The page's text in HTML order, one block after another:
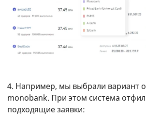
4. Например, мы выбрали вариант
monobank. При этом система
подходящие заявки: